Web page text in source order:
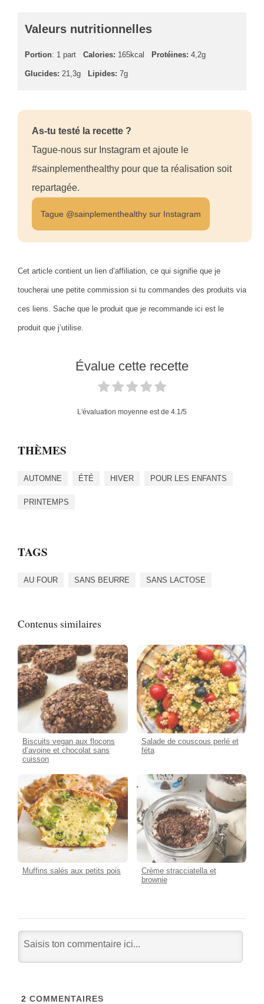
Valeurs nutritionnelles
Portion: 1 part Calories: 165kcal Protéines: 4,2g
Glucides: 21,3g Lipides: 7g
As-tu testé la recette ?
Tague-nous sur Instagram et ajoute le
#sainplementhealthy pour que ta réalisation soit
repartagée.
Tague @sainplementhealthy sur Instagram
Cet article contient un lien d’affiliation, ce qui signifie que je
toucherai une petite commission si tu commandes des produits via
ces liens. Sache que le produit que je recommande ici est le
produit que j’utilise.
Évalue cette recette
L'évaluation moyenne est de 4.1/5
THÈMES
AUTOMNE ÉTÉ HIVER POUR LES ENFANTS
PRINTEMPS
TAGS
AU FOUR SANS BEURRE SANS LACTOSE
Contenus similaires
Biscuits vegan aux flocons
d’avoine et chocolat sans
cuisson
Salade de couscous perlé et
féta
Muffins salés aux petits pois
Crème stracciatella et
brownie
2 COMMENTAIRES